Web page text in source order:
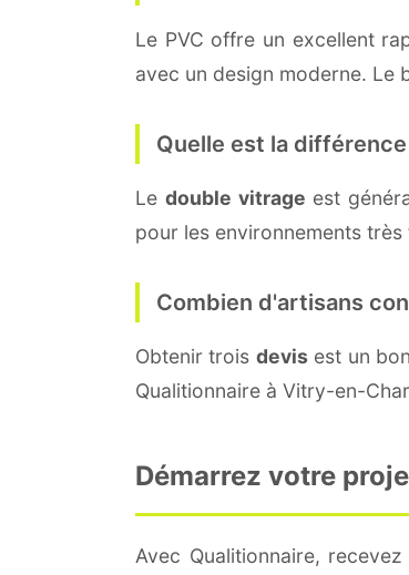
Le PVC offre un excellent
avec un design moderne. Le
Quelle est la
Le double vitrage est
pour les environnements
Combien d'artisans
Obtenir trois devisest un
Qualitionnaire à Vitry-en-
Démarrez votre
Avec Qualitionnaire,